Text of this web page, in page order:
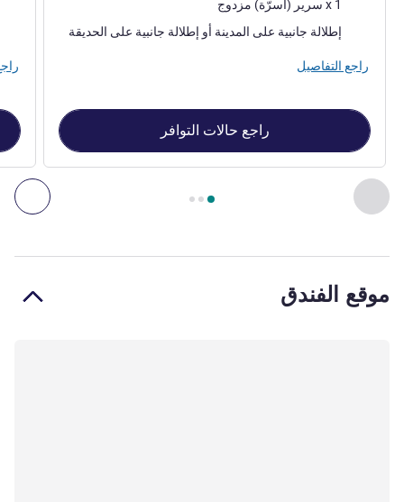
السابق - غرفةالصفحة
1 x سرير (أسرّة) مزدوج
المناظر:إطلالة جانبية على المدينة أو إطلالة جانبية على الحديقة
راجع التفاصيل
راجع حالات التوافر
موقع الفندق